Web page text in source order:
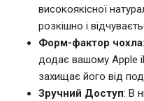
високоякісної
розкішно і
Форм-фактор чохла
додає вашому Apple
захищає його від
Зручний Доступ: В